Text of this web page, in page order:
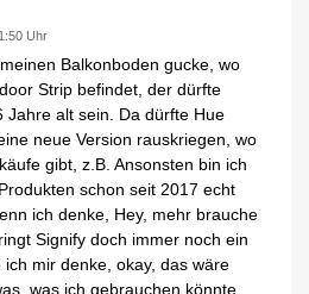
Uhr
Balkonboden gucke, wo
Strip befindet, der dürfte
Jahre alt sein. Da dürfte Hue
neue Version rauskriegen, wo
gibt, z.B. Ansonsten bin ich
schon seit 2017 echt
ich denke, Hey, mehr brauche
Signify doch immer noch ein
ich mir denke, okay, das wäre
was ich gebrauchen könnte.